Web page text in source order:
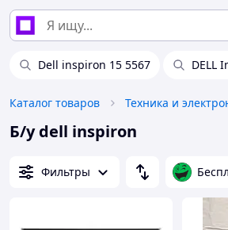
Dell inspiron 15 5567 DELL
Каталог товаров Техника и
Б/у dell inspiron
Фильтры